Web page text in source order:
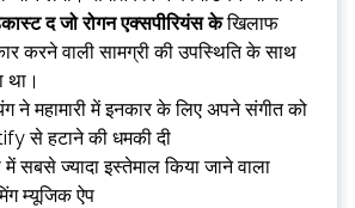
द जो रोगन एक्सपीरियंस केखिलाफ
करने वाली सामग्री की उपस्थिति के साथ
था।
ने महामारी में इनकार के लिए अपने संगीत को
से हटाने की धमकी दी
में सबसे ज्यादा इस्तेमाल किया जाने वाला
म्यूजिक ऐप